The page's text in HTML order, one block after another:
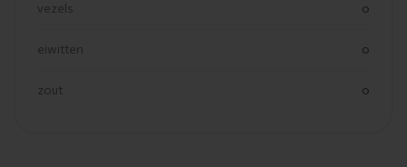
vezels 0
eiwitten 0
zout 0